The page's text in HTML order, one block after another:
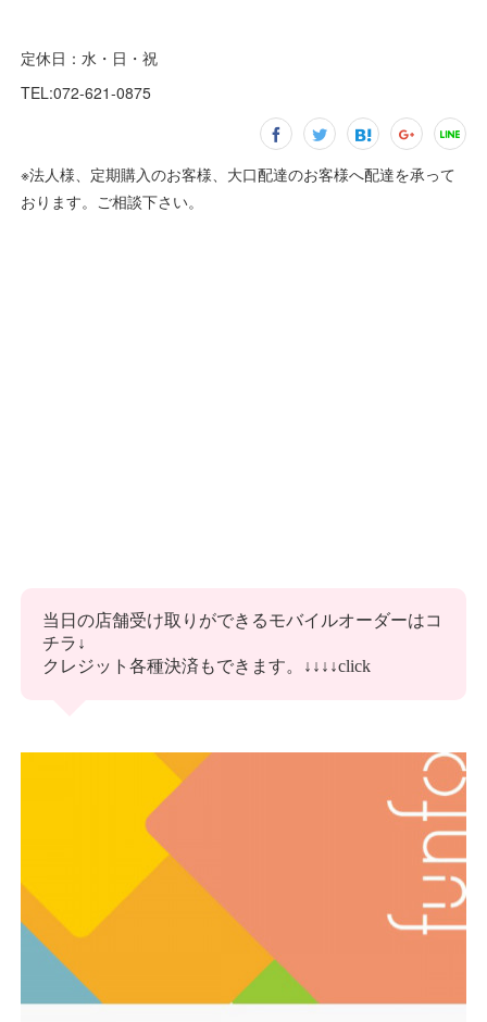
定休日：水・日・祝
TEL:072-621-0875
※法人様、定期購入のお客様、大口配達のお客様へ配達を承って
おります。ご相談下さい。